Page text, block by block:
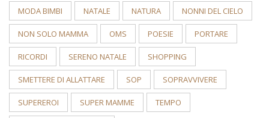
MODA BIMBI NATALE NATURA NONNI DEL CIELO
NON SOLO MAMMA OMS POESIE PORTARE
RICORDI SERENO NATALE SHOPPING
SMETTERE DI ALLATTARE SOP SOPRAVVIVERE
SUPEREROI SUPER MAMME TEMPO